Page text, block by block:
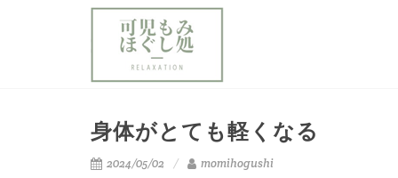
身体がとても軽くなる
2024/05/02 momihogushi